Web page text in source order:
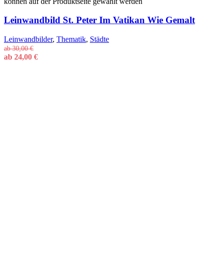
Leinwandbild St. Peter Im Vatikan Wie Gemalt
Leinwandbilder, Thematik, Städte
ab30,00€
ab 24,00 €